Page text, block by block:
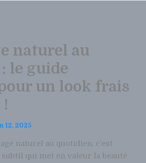
naturel au
le guide
un look frais
12, 2025
naturel au quotidien, c’est
qui met en valeur la beauté